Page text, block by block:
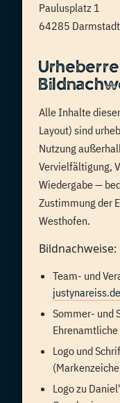
Paulusplatz 1
64285 Darmstadt
Alle Inhalte
Layout) sind
Nutzung
Vervielfältigung,
Wiedergabe —
Zustimmung der
Westhofen.
Bildnachweise:
Team- und
justynareiss.de
Sommer- und
Ehrenamtliche
Logo und
Logo zu